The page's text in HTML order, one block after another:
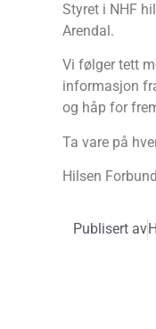
Styret i NHF
Arendal.
Vi følger tett
informasjon
og håp for
Ta vare på
Hilsen
Publisert av